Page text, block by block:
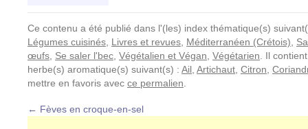
Ce contenu a été publié dans l'(les) index thématique(s)
Légumes cuisinés Livres et revues Méditerranéen (Crétois)
œufs Se saler l'bec Végétalien et Végan Végétarien . Il
herbe(s) aromatique(s) suivant(s) : Ail Artichaut Citron
mettre en favoris avec ce permalien
← Fèves en croque-en-sel